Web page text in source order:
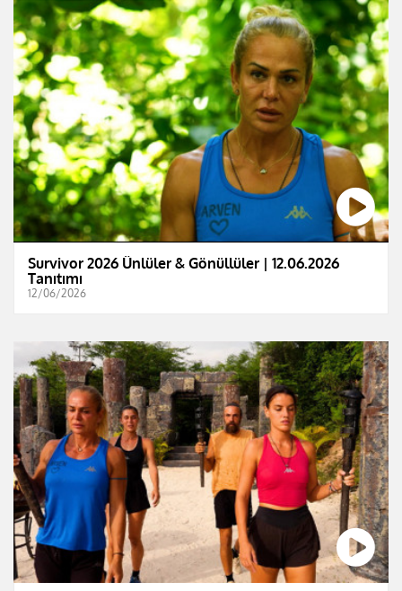
Survivor 2026 Ünlüler & Gönüllüler | 12.06.2026
Tanıtımı
12/06/2026